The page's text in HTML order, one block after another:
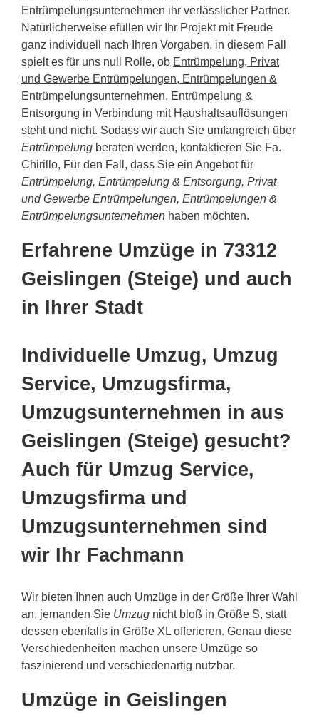
Entrümpelungsunternehmen ihr verlässlicher Partner.
Natürlicherweise efüllen wir Ihr Projekt mit Freude
ganz individuell nach Ihren Vorgaben, in diesem Fall
spielt es für uns null Rolle, ob Entrümpelung, Privat
und Gewerbe Entrümpelungen, Entrümpelungen &
Entrümpelungsunternehmen, Entrümpelung &
Entsorgung in Verbindung mit Haushaltsauflösungen
steht und nicht. Sodass wir auch Sie umfangreich über
Entrümpelung beraten werden, kontaktieren Sie Fa.
Chirillo, Für den Fall, dass Sie ein Angebot für
Entrümpelung, Entrümpelung & Entsorgung, Privat
und Gewerbe Entrümpelungen, Entrümpelungen &
Entrümpelungsunternehmen haben möchten.
Erfahrene Umzüge in 73312
Geislingen (Steige) und auch
in Ihrer Stadt
Individuelle Umzug, Umzug
Service, Umzugsfirma,
Umzugsunternehmen in aus
Geislingen (Steige) gesucht?
Auch für Umzug Service,
Umzugsfirma und
Umzugsunternehmen sind
wir Ihr Fachmann
Wir bieten Ihnen auch Umzüge in der Größe Ihrer Wahl
an, jemanden Sie Umzug nicht bloß in Größe S, statt
dessen ebenfalls in Größe XL offerieren. Genau diese
Verschiedenheiten machen unsere Umzüge so
faszinierend und verschiedenartig nutzbar.
Umzüge in Geislingen